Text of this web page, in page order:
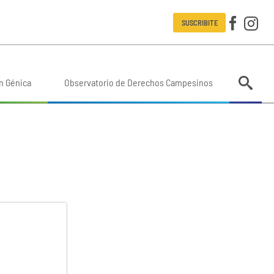
SUSCRIBITE
Génica Observatorio de Derechos Campesinos